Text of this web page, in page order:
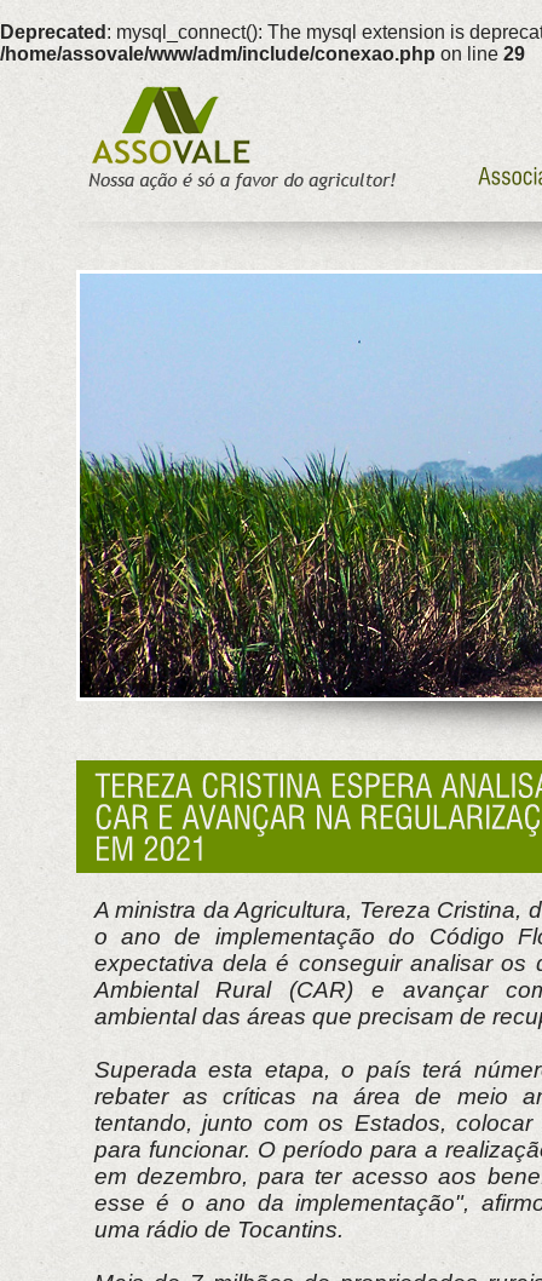
Deprecated : mysql_connect(): The mysql extension is
/home/assovale/www/adm/include/conexao.php on line 29
A ministra da Agricultura, Tereza Cristina,
o ano de implementação do Código
expectativa dela é conseguir analisar os
Ambiental Rural (CAR) e avançar
ambiental das áreas que precisam de
Superada esta etapa, o país terá
rebater as críticas na área de meio
tentando, junto com os Estados,
para funcionar. O período para a
em dezembro, para ter acesso aos
esse é o ano da implementação",
uma rádio de Tocantins.